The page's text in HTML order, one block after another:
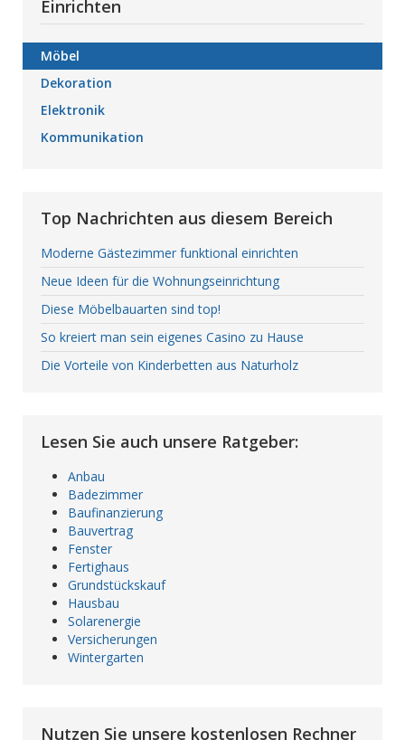
Einrichten
Möbel
Dekoration
Elektronik
Kommunikation
Top Nachrichten aus diesem Bereich
Moderne Gästezimmer funktional einrichten
Neue Ideen für die Wohnungseinrichtung
Diese Möbelbauarten sind top!
So kreiert man sein eigenes Casino zu Hause
Die Vorteile von Kinderbetten aus Naturholz
Lesen Sie auch unsere Ratgeber:
Anbau
Badezimmer
Baufinanzierung
Bauvertrag
Fenster
Fertighaus
Grundstückskauf
Hausbau
Solarenergie
Versicherungen
Wintergarten
Nutzen Sie unsere kostenlosen Rechner